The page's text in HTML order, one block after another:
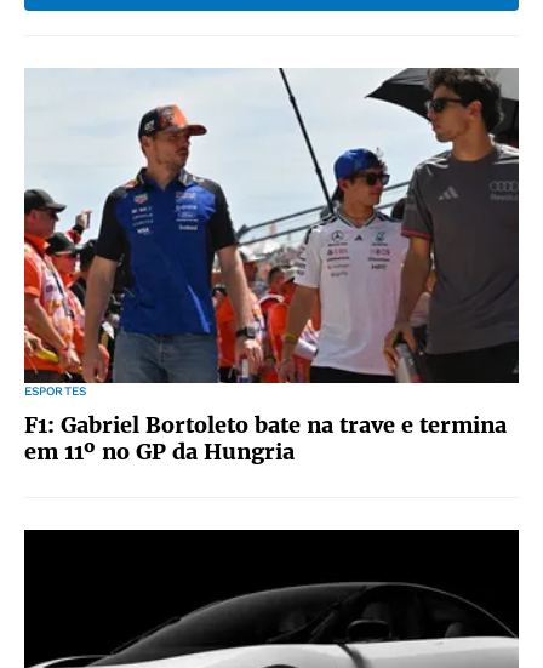
ESPORTES
F1: Gabriel Bortoleto bate na trave e termina
em 11º no GP da Hungria